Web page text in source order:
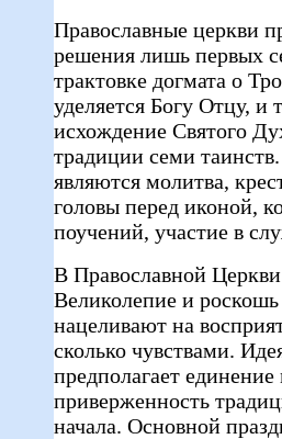
Православные церкви
решения лишь первых
трактовке догмата о
уделяется Богу Отцу, и
исхождение Святого
традиции семи
являются молитва,
головы перед иконой,
поучений, участие в
В Православной Церкви
Великолепие и
нацеливают на
сколько чувствами.
предполагает
приверженность
начала. Основной